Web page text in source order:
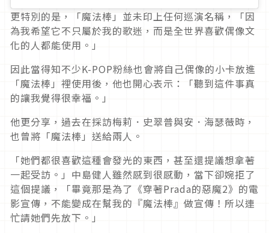
更特別的是，「魔法棒」並未印上任何巡演名稱，「因
為我希望它不只屬於我的歌迷，而是全世界喜歡偶像文
化的人都能使用。」
因此當得知不少K-POP粉絲也會將自己偶像的小卡放進
「魔法棒」裡使用後，他也開心表示：「聽到這件事真
的讓我覺得很幸福。」
他更分享，過去在採訪梅莉．史翠普與安．海瑟薇時，
也曾將「魔法棒」送給兩人。
「她們都很喜歡這種會發光的東西，甚至還提議想拿著
一起受訪。」中島健人雖然感到很感動，當下卻婉拒了
這個提議，「畢竟那是為了《穿著Prada的惡魔2》的電
影宣傳，不能變成在幫我的『魔法棒』做宣傳！所以連
忙請她們先放下。」